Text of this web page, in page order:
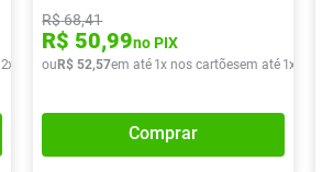
2x de R$ 32,39
R$68,41
R$ 50,99no PIX
ouR$ 52,57em até 1x nos cartõesem até 1x de
Comprar